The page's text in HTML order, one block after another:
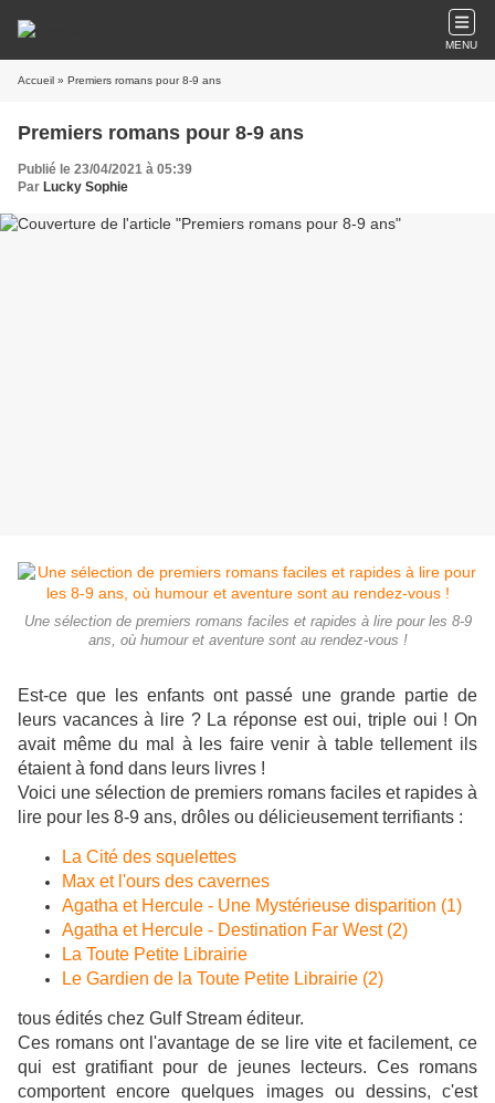
MENU
Accueil » Premiers romans pour 8-9 ans
Premiers romans pour 8-9 ans
Publié le 23/04/2021 à 05:39
Par Lucky Sophie
Une sélection de premiers romans faciles et rapides à lire pour les 8-9
ans, où humour et aventure sont au rendez-vous !
Est-ce que les enfants ont passé une grande partie de
leurs vacances à lire ? La réponse est oui, triple oui ! On
avait même du mal à les faire venir à table tellement ils
étaient à fond dans leurs livres !
Voici une sélection de premiers romans faciles et rapides à
lire pour les 8-9 ans, drôles ou délicieusement terrifiants :
La Cité des squelettes
Max et l'ours des cavernes
Agatha et Hercule - Une Mystérieuse disparition (1)
Agatha et Hercule - Destination Far West (2)
La Toute Petite Librairie
Le Gardien de la Toute Petite Librairie (2)
tous édités chez Gulf Stream éditeur.
Ces romans ont l'avantage de se lire vite et facilement, ce
qui est gratifiant pour de jeunes lecteurs. Ces romans
comportent encore quelques images ou dessins, c'est